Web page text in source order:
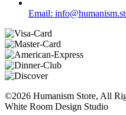
Email:
©2026 Humanism Store, All
White Room Design Studio